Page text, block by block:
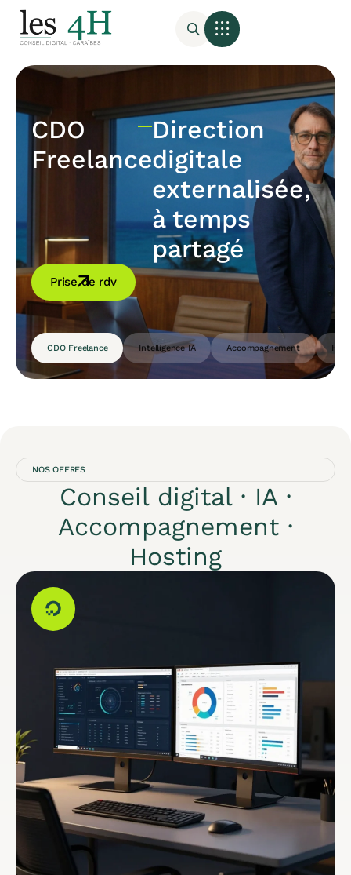
CDO Freelance Intelligence IA Accompagnement
CDO
Freelance
Direction
digitale
externalisée,
à temps
partagé
Prise de rdv
NOS OFFRES
Conseil digital · IA ·
Accompagnement ·
Hosting